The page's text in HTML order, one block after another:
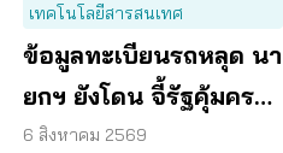
เทคโนโลยีสารสนเทศ
ข้อมูลทะเบียนรถหลุด นา
ยกฯ ยังโดน จี้รัฐคุ้มครอง
ข้อมูลส่วนบุคคล
6 สิงหาคม 2569